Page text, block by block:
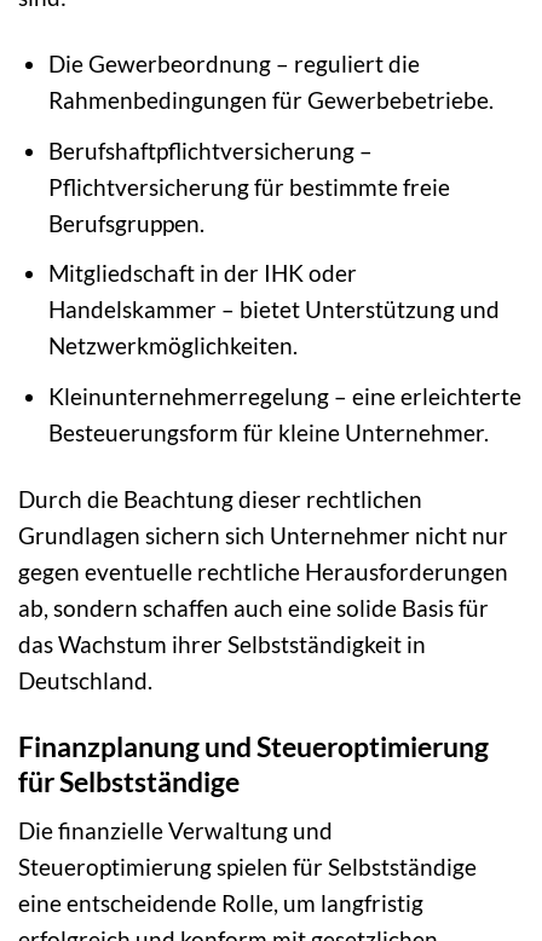
Die Gewerbeordnung – reguliert die
Rahmenbedingungen für Gewerbebetriebe.
Berufshaftpflichtversicherung –
Pflichtversicherung für bestimmte freie
Berufsgruppen.
Mitgliedschaft in der IHK oder
Handelskammer – bietet Unterstützung und
Netzwerkmöglichkeiten.
Kleinunternehmerregelung – eine erleichterte
Besteuerungsform für kleine Unternehmer.
Durch die Beachtung dieser rechtlichen
Grundlagen sichern sich Unternehmer nicht nur
gegen eventuelle rechtliche Herausforderungen
ab, sondern schaffen auch eine solide Basis für
das Wachstum ihrer Selbstständigkeit in
Deutschland.
Finanzplanung und Steueroptimierung
für Selbstständige
Die finanzielle Verwaltung und
Steueroptimierung spielen für Selbstständige
eine entscheidende Rolle, um langfristig